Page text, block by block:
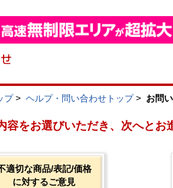
プ> ヘルプ・問い合わせトップ> お問
容をお選びいただき、次へとお
適切な商品/表記/価格
に対するご意見